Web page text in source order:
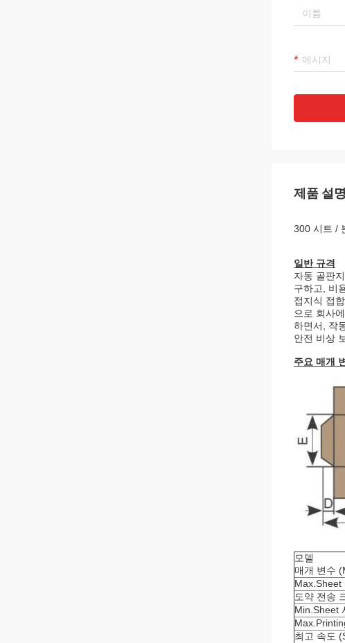
제품 설명
300 시트 /
일반 규격
자동 골판
구하고, 비
접지식 접
으로 회사
하면서, 작
안전 비상
주요 매개
모델
매개 변수
Max.Sheet
도약 전송
Min.Sheet
최고 속도